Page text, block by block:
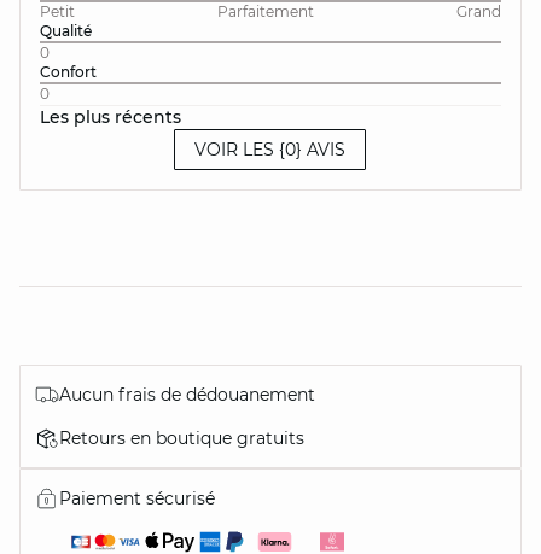
Petit
Parfaitement
Grand
Qualité
0
Confort
0
Les plus récents
VOIR LES {0} AVIS
Aucun frais de dédouanement
Retours en boutique gratuits
Paiement sécurisé